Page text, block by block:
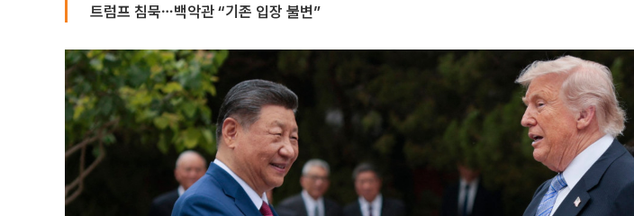
트럼프 침묵⋯백악관 “기존 입장 불변”